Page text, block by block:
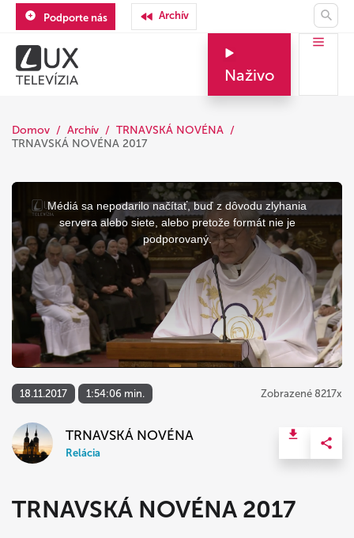
Podporte nás Archív
Naživo
Domov Archív
TRNAVSKÁ NOVÉNA
TRNAVSKÁ NOVÉNA 2017
This
modal
window.
Médiá sa nepodarilo načítať, buď z dôvodu zlyhania
servera alebo siete, alebo pretože formát nie je
podporovaný.
18.11.2017 1:54:06 min. Zobrazené 8217x
TRNAVSKÁ NOVÉNA
Relácia
TRNAVSKÁ NOVÉNA 2017